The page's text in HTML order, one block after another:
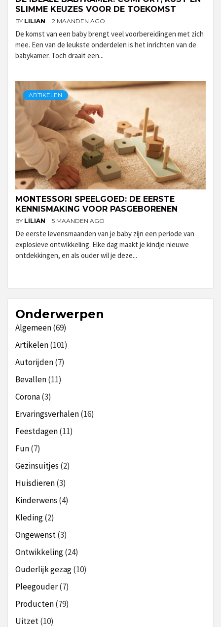
SLIMME KEUZES VOOR DE TOEKOMST
BY LILIAN 2 MAANDEN AGO
De komst van een baby brengt veel voorbereidingen met zich
mee. Een van de leukste onderdelen is het inrichten van de
babykamer. Toch draait een...
ARTIKELEN
MONTESSORI SPEELGOED: DE EERSTE
KENNISMAKING VOOR PASGEBORENEN
BY LILIAN 5 MAANDEN AGO
De eerste levensmaanden van je baby zijn een periode van
explosieve ontwikkeling. Elke dag maakt je kindje nieuwe
ontdekkingen, en als ouder wil je deze...
Onderwerpen
Algemeen(69)
Artikelen(101)
Autorijden(7)
Bevallen(11)
Corona(3)
Ervaringsverhalen(16)
Feestdagen(11)
Fun(7)
Gezinsuitjes (2)
Huisdieren(3)
Kinderwens (4)
Kleding(2)
Ongewenst(3)
Ontwikkeling(24)
Ouderlijk gezag(10)
Pleegouder(7)
Producten(79)
Uitzet(10)